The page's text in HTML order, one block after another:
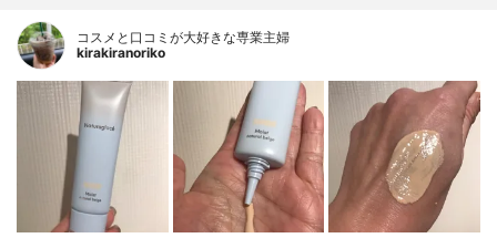
コスメと口コミが大好きな専業主婦
kirakiranoriko